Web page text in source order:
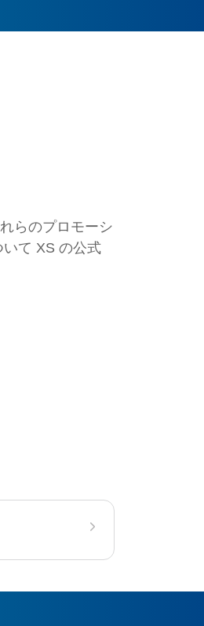
らのプロモーシ
て XS の公式